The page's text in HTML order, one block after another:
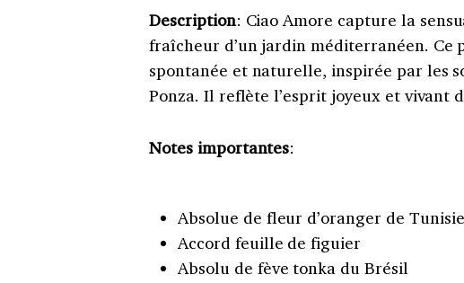
Description: Ciao Amore capture la
fraîcheur d’un jardin méditerranéen. Ce
spontanée et naturelle, inspirée par les
Ponza. Il reflète l’esprit joyeux et vivant
Notes importantes:
Absolue de fleur d’oranger de Tunisie
Accord feuille de figuier
Absolu de fève tonka du Brésil